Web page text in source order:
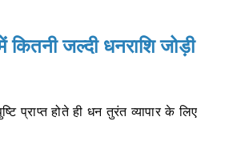
जल्दी धनराशि जोड़ी
प्राप्त होते ही धन तुरंत व्यापार के लिए